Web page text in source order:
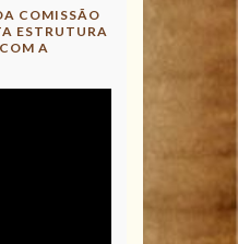
COMISSÃO
ESTRUTURA
A